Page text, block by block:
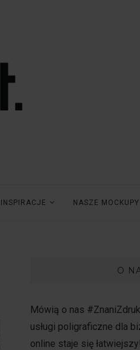
INSPIRACJE NASZE MOCKUPY
O
Mówią o nas
usługi poligraficzne dla
online staje się łatwiejszy!